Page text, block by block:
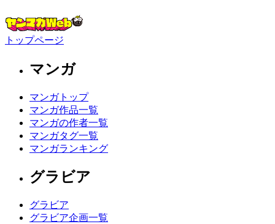
トップページ
マンガ
マンガトップ
マンガ作品一覧
マンガの作者一覧
マンガタグ一覧
マンガランキング
グラビア
グラビア
グラビア企画一覧